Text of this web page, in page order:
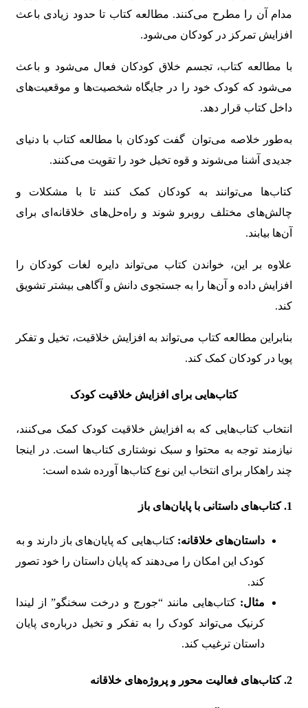
مدام آن را مطرح می‌کنند. مطالعه کتاب تا حدود زیادی باعث
افزایش تمرکز در کودکان می‌شود.
با مطالعه کتاب، تجسم خلاق کودکان فعال می‌شود و باعث
می‌شود که کودک خود را در جایگاه شخصیت‌ها و موقعیت‌های
داخل کتاب قرار دهد.
به‌طور خلاصه می‌توان گفت کودکان با مطالعه کتاب با دنیای
جدیدی آشنا می‌شوند و قوه تخیل خود را تقویت می‌کنند.
کتاب‌ها می‌توانند به کودکان کمک کنند تا با مشکلات و
چالش‌های مختلف روبرو شوند و راه‌حل‌های خلاقانه‌ای برای
آن‌ها بیابند.
علاوه بر این، خواندن کتاب می‌تواند دایره لغات کودکان را
افزایش داده و آن‌ها را به جستجوی دانش و آگاهی بیشتر تشویق
کند.
بنابراین مطالعه کتاب می‌تواند به افزایش خلاقیت، تخیل و تفکر
پویا در کودکان کمک کند.
کتاب‌هایی برای افزایش خلاقیت کودک
انتخاب کتاب‌هایی که به افزایش خلاقیت کودک کمک می‌کنند،
نیازمند توجه به محتوا و سبک نوشتاری کتاب‌ها است. در اینجا
چند راهکار برای انتخاب این نوع کتاب‌ها آورده شده است:
1. کتاب‌های داستانی با پایان‌های باز
داستان‌های خلاقانه: کتاب‌هایی که پایان‌های باز دارند و به
کودک این امکان را می‌دهند که پایان داستان را خود تصور
کند.
مثال: کتاب‌هایی مانند “جورج و درخت سخنگو” از لیندا
کرنیک می‌تواند کودک را به تفکر و تخیل درباره‌ی پایان
داستان ترغیب کند.
2. کتاب‌های فعالیت محور و پروژه‌های خلاقانه